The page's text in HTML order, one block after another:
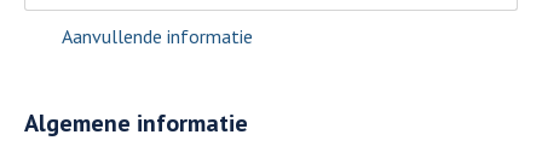
Aanvullende informatie
Algemene informatie